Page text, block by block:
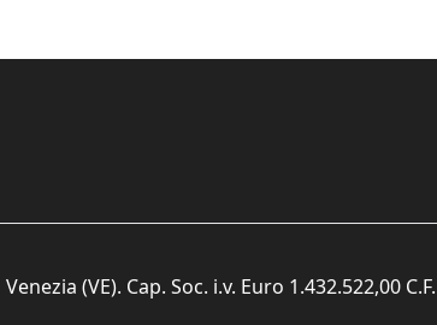
(VE). Cap. Soc. i.v. Euro 1.432.522,00